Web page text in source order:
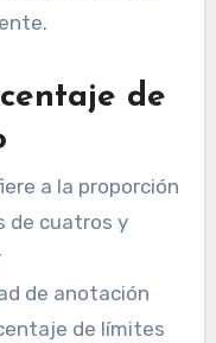
de
a la proporción
de cuatros y
de anotación
de límites